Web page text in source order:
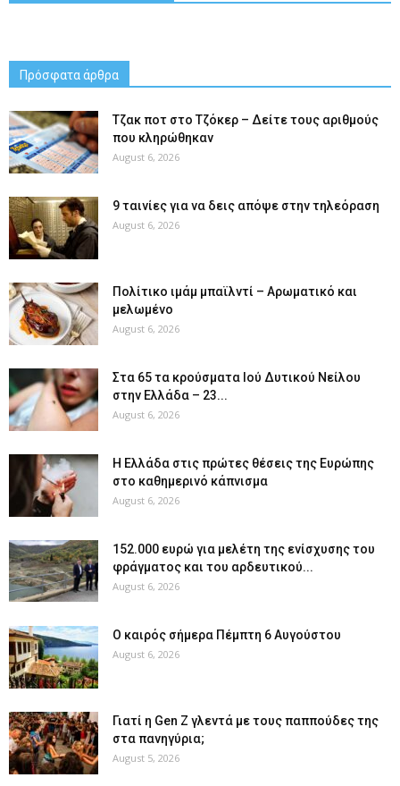
Πρόσφατα άρθρα
Tζακ ποτ στο Τζόκερ – Δείτε τους αριθμούς
που κληρώθηκαν
August 6, 2026
9 ταινίες για να δεις απόψε στην τηλεόραση
August 6, 2026
Πολίτικο ιμάμ μπαϊλντί – Αρωματικό και
μελωμένο
August 6, 2026
Στα 65 τα κρούσματα Ιού Δυτικού Νείλου
στην Ελλάδα – 23...
August 6, 2026
Η Ελλάδα στις πρώτες θέσεις της Ευρώπης
στο καθημερινό κάπνισμα
August 6, 2026
152.000 ευρώ για μελέτη της ενίσχυσης του
φράγματος και του αρδευτικού...
August 6, 2026
Ο καιρός σήμερα Πέμπτη 6 Αυγούστου
August 6, 2026
Γιατί η Gen Z γλεντά με τους παππούδες της
στα πανηγύρια;
August 5, 2026